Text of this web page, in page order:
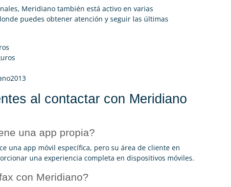
Meridiano también está activo en varias
puedes obtener atención y seguir las últimas
al contactar con Meridiano
una app propia?
una app móvil específica, pero su área de cliente en
una experiencia completa en dispositivos móviles.
con Meridiano?